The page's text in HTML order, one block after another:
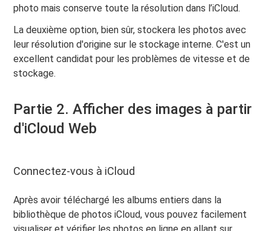
photo mais conserve toute la résolution dans l’iCloud.
La deuxième option, bien sûr, stockera les photos avec
leur résolution d'origine sur le stockage interne. C'est un
excellent candidat pour les problèmes de vitesse et de
stockage.
Partie 2. Afficher des images à partir
d'iCloud Web
Connectez-vous à iCloud
Après avoir téléchargé les albums entiers dans la
bibliothèque de photos iCloud, vous pouvez facilement